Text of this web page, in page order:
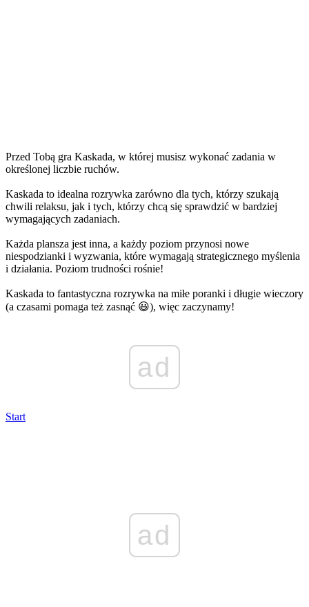
Przed Tobą gra Kaskada, w której musisz wykonać zadania w
określonej liczbie ruchów.
Kaskada to idealna rozrywka zarówno dla tych, którzy szukają
chwili relaksu, jak i tych, którzy chcą się sprawdzić w bardziej
wymagających zadaniach.
Każda plansza jest inna, a każdy poziom przynosi nowe
niespodzianki i wyzwania, które wymagają strategicznego myślenia
i działania. Poziom trudności rośnie!
Kaskada to fantastyczna rozrywka na miłe poranki i długie wieczory
(a czasami pomaga też zasnąć 😃), więc zaczynamy!
ad
Start
ad